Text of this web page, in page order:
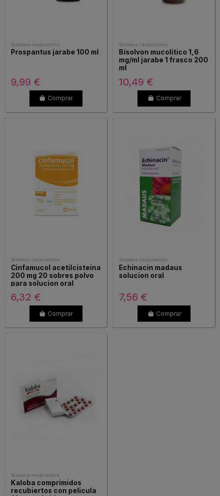
Sistema respiratorio
Prospantus jarabe 100 ml
9,99 €
Comprar
Sistema respiratorio
Bisolvon mucolitico 1,6
mg/ml jarabe 1 frasco 200
ml
10,49 €
Comprar
Sistema respiratorio
Cinfamucol acetilcisteina
200 mg 20 sobres polvo
para solucion oral
6,32 €
Comprar
Sistema respiratorio
Echinacin madaus
solucion oral
7,56 €
Comprar
Sistema respiratorio
Kaloba comprimidos
recubiertos con pelicula